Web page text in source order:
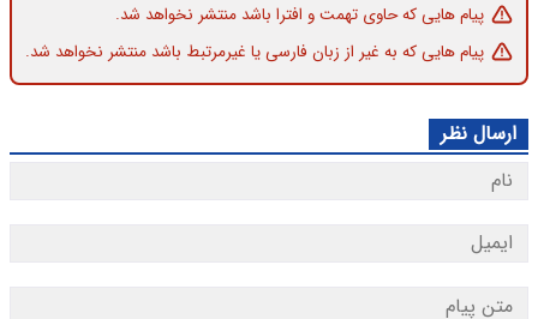
پیام هایی که حاوی تهمت و افترا باشد منتشر نخواهد شد.
پیام هایی که به غیر از زبان فارسی یا غیرمرتبط باشد منتشر نخواهد شد.
ارسال نظر